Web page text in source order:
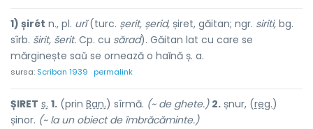
1) șirét n., pl. urĭ(turc. șerit, șerid, șiret, găitan; ngr. siriti, bg.
sîrb. širit, šerit. Cp. cu sărad). Găitan lat cu care se
mărginește saŭ se ornează o haĭnă ș. a.
sursa: Scriban 1939 permalink
ȘIRET s. 1. (prin Ban.) sîrmă. (~ de ghete.) 2. șnur, (reg.)
șinor. (~ la un obiect de îmbrăcăminte.)